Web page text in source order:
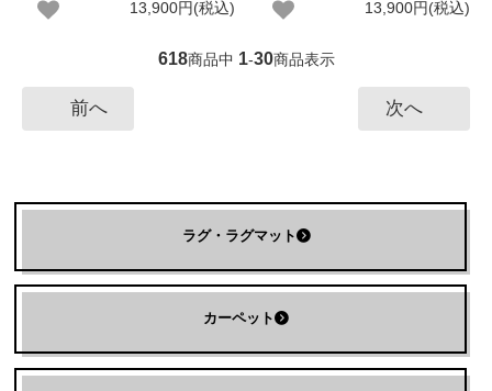
13,900円(税込)
13,900円(税込)
618商品中 1-30商品表示
前へ 次へ
ラグ・ラグマット
カーペット